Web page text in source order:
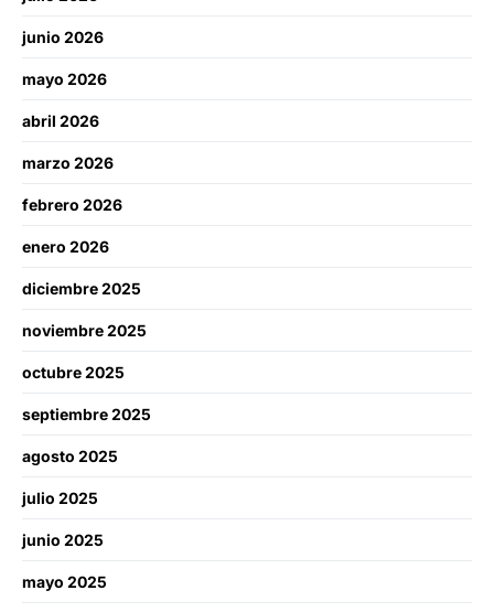
junio 2026
mayo 2026
abril 2026
marzo 2026
febrero 2026
enero 2026
diciembre 2025
noviembre 2025
octubre 2025
septiembre 2025
agosto 2025
julio 2025
junio 2025
mayo 2025